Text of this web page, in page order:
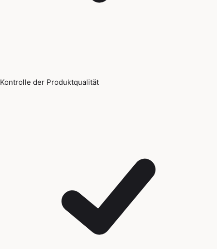
Kontrolle der Produktqualität